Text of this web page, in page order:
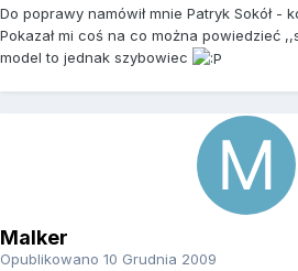
Do poprawy namówił mnie Patryk Sokół -
Pokazał mi coś na co można powiedzieć
model to jednak szybowiec
Malker
Opublikowano 10 Grudnia 2009